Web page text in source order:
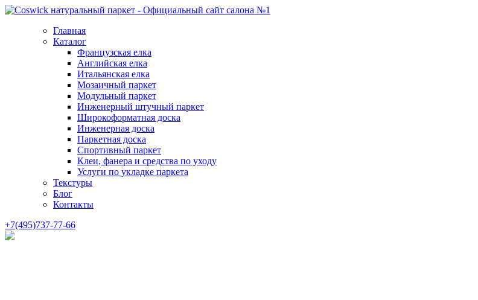
Главная
Каталог
Французская елка
Английская елка
Итальянская елка
Мозаичный паркет
Модульный паркет
Инженерный штучный паркет
Широкоформатная доска
Инженерная доска
Паркетная доска
Спортивный паркет
Клеи, фанера и средства по уходу
Услуги по укладке паркета
Текстуры
Блог
Контакты
+7(495)737-77-66